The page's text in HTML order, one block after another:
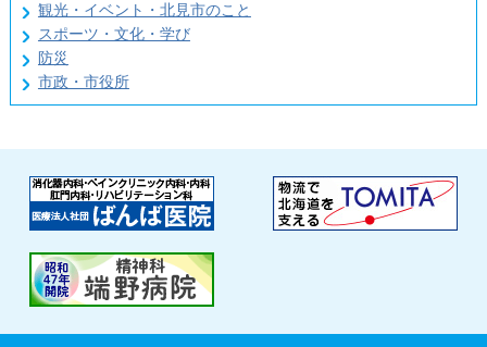
観光・イベント・北見市のこと
スポーツ・文化・学び
防災
市政・市役所